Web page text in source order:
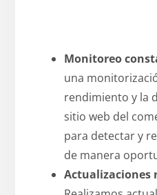
Monitoreo
una
rendimiento y la
sitio web del
para detectar y
de manera
Actualizaciones